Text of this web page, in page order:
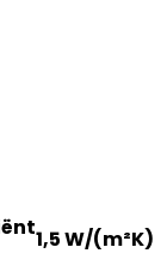
1,5 W/(m²K)